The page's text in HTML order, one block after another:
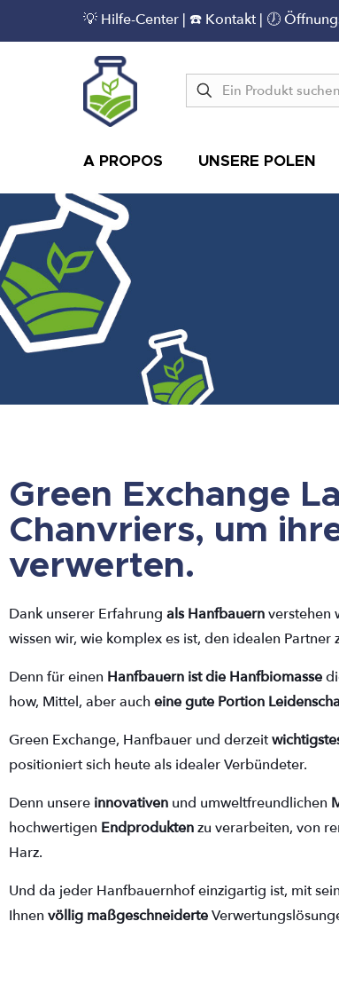
💡 Hilfe-Center | ☎️ Kontakt | 🕖
A PROPOS UNSERE POLEN
Green Exchange
Chanvriers, um
verwerten.
Dank unserer Erfahrung als Hanfbauernverstehen
wissen wir, wie komplex es ist, den idealen Partner
Denn für einen Hanfbauern ist die Hanfbiomasse
how, Mittel, aber auch eine gute Portion
Green Exchange, Hanfbauer und derzeit
positioniert sich heute als idealer Verbündeter.
Denn unsere innovativen und umweltfreundlichen
hochwertigen Endproduktenzu verarbeiten, von
Harz.
Und da jeder Hanfbauernhof einzigartig ist, mit
Ihnen völlig maßgeschneiderte